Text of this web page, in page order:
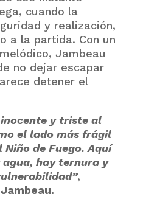
cuando la
y realización,
a la partida. Con un
Jambeau
no dejar escapar
detener el
inocente y triste al
el lado más frágil
Niño de Fuego. Aquí
hay ternura y
,
Jambeau.